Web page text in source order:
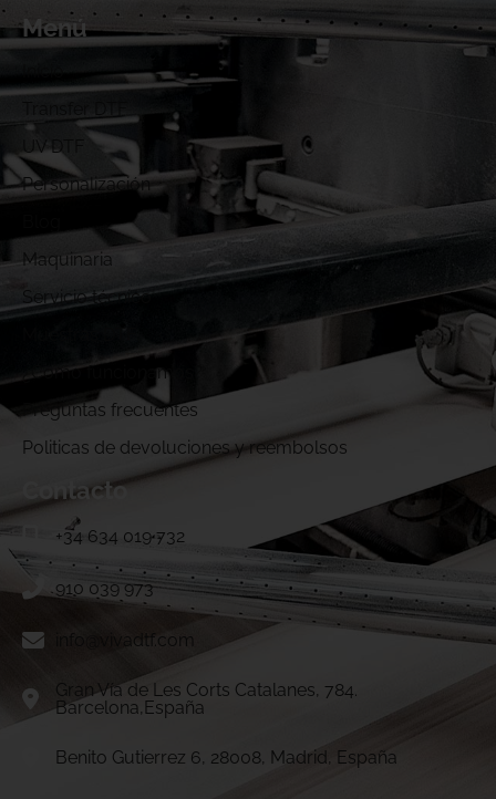
Menú
UV DTF
Personalización
Maquinaria
Servicio técnico
¿Cómo funcionamos?
Preguntas frecuentes
Politicas de devoluciones y reembolsos
Contacto
+34 634 019 732
910 039 973
info@vivadtf.com
Gran Vía de Les Corts Catalanes, 784.
Barcelona,España
Benito Gutierrez 6, 28008, Madrid, España